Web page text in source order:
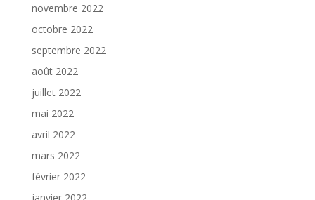
novembre 2022
octobre 2022
septembre 2022
août 2022
juillet 2022
mai 2022
avril 2022
mars 2022
février 2022